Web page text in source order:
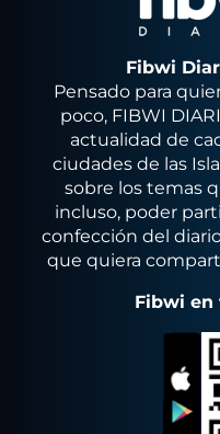
Fibwi
Pensado para
poco, FIBWI
actualidad de
ciudades de las
sobre los temas
incluso, poder
confección del
que quiera
Fibwi en